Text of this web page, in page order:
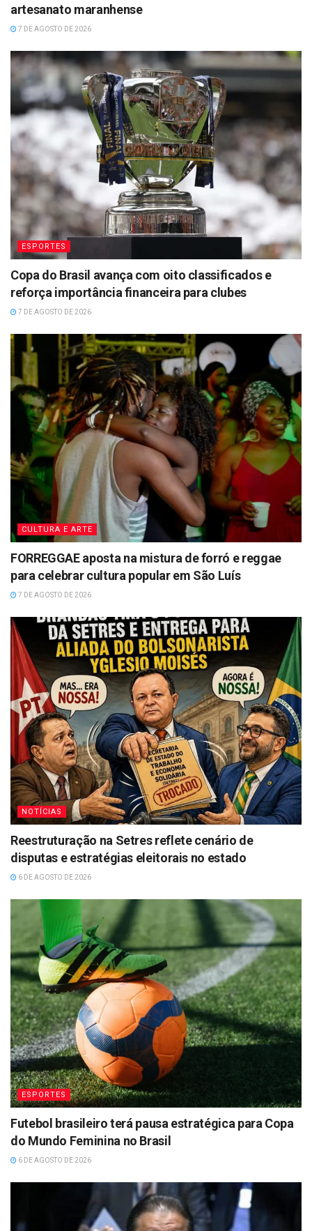
artesanato maranhense
7 DE AGOSTO DE 2026
ESPORTES
Copa do Brasil avança com oito classificados e
reforça importância financeira para clubes
7 DE AGOSTO DE 2026
CULTURA E ARTE
FORREGGAE aposta na mistura de forró e reggae
para celebrar cultura popular em São Luís
7 DE AGOSTO DE 2026
NOTÍCIAS
Reestruturação na Setres reflete cenário de
disputas e estratégias eleitorais no estado
6 DE AGOSTO DE 2026
ESPORTES
Futebol brasileiro terá pausa estratégica para Copa
do Mundo Feminina no Brasil
6 DE AGOSTO DE 2026